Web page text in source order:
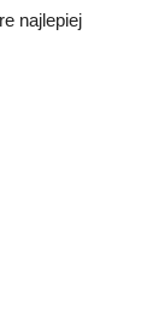
najlepiej